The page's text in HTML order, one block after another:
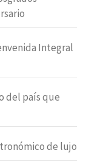
Integral
del país que
de lujo